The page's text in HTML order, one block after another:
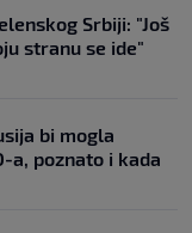
Srbiji: "Još
stranu se ide"
bi mogla
a, poznato i kada